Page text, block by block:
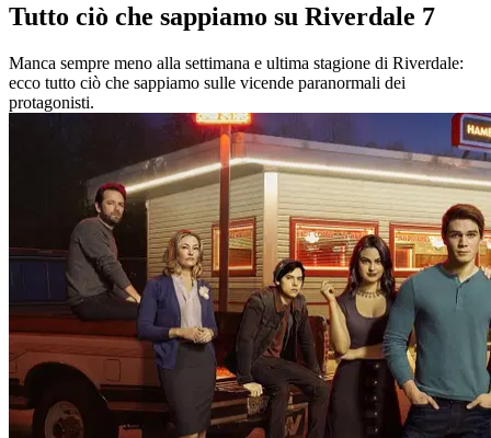
Tutto ciò che sappiamo su Riverdale 7
Manca sempre meno alla settimana e ultima stagione di Riverdale:
ecco tutto ciò che sappiamo sulle vicende paranormali dei
protagonisti.